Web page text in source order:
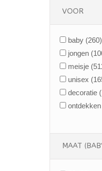
VOOR
baby (260)
jongen
meisje
unisex
decoratie
MAAT